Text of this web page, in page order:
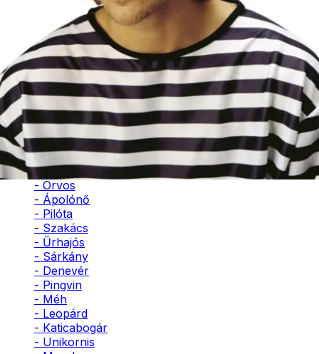
- Angyal
- Csontváz
- Ördög
- Bohóc
- Vámpír
- Kaszás
- Szellem
- Cowboy
- Cowgirl
- Gésa
- Varázsló
- Orvos
- Ápolónő
- Pilóta
- Szakács
- Űrhajós
- Sárkány
- Denevér
- Pingvin
- Méh
- Leopárd
- Katicabogár
- Unikornis